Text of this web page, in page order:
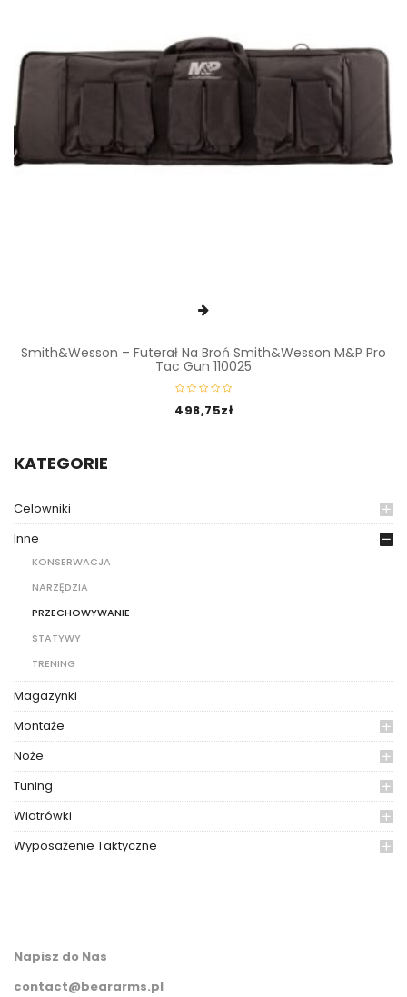
KATEGORIE
Celowniki
Inne
KONSERWACJA
NARZĘDZIA
PRZECHOWYWANIE
STATYWY
TRENING
Magazynki
Montaże
Noże
Tuning
Wiatrówki
Wyposażenie Taktyczne
Smith&Wesson – Futerał Na Broń Smith&Wesson M&P Pro
Tac Gun 110025
498,75zł
Napisz do Nas
contact@beararms.pl